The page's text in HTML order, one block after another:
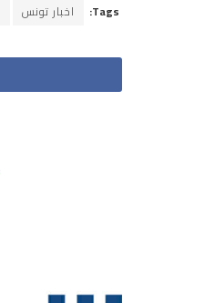
Tags: اخبار تونس